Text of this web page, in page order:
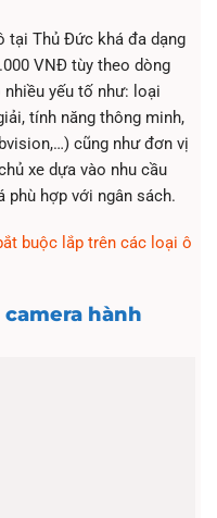
tại Thủ Đức khá đa dạng
VNĐ tùy theo dòng
yếu tố như: loại
tính năng thông minh,
cũng như đơn vị
xe dựa vào nhu cầu
hợp với ngân sách.
buộc lắp trên các loại ô
hành